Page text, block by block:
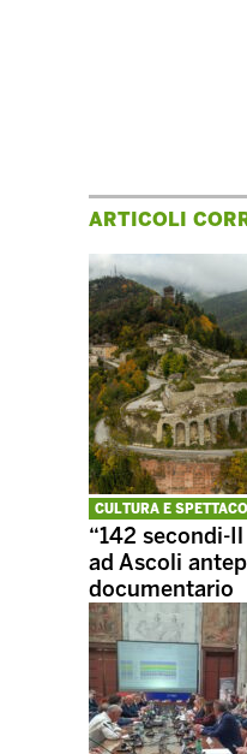
ARTICOLI
CULTURA E
“142 secondi-
ad Ascoli
documentario